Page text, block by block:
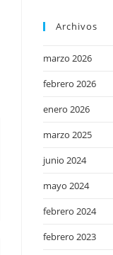
Archivos
marzo 2026
febrero 2026
enero 2026
marzo 2025
junio 2024
mayo 2024
febrero 2024
febrero 2023